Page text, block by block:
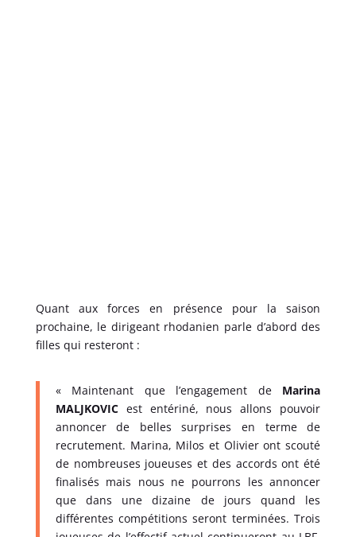
Quant aux forces en présence pour la saison
prochaine, le dirigeant rhodanien parle d’abord des
filles qui resteront :
« Maintenant que l’engagement de Marina
MALJKOVICest entériné, nous allons pouvoir
annoncer de belles surprises en terme de
recrutement. Marina, Milos et Olivier ont scouté
de nombreuses joueuses et des accords ont été
finalisés mais nous ne pourrons les annoncer
que dans une dizaine de jours quand les
différentes compétitions seront terminées. Trois